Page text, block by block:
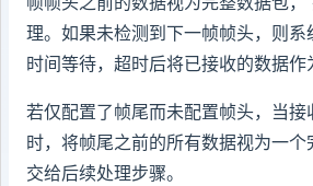
理。如果未检测到下一帧帧头，则
时间等待，超时后将已接收的数据作
若仅配置了帧尾而未配置帧头，当接
时，将帧尾之前的所有数据视为一
交给后续处理步骤。